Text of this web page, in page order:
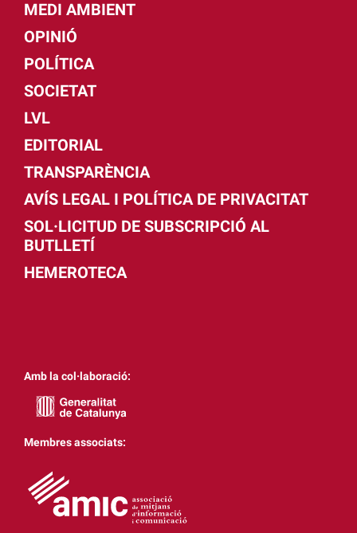
MEDI AMBIENT
OPINIÓ
POLÍTICA
SOCIETAT
LVL
EDITORIAL
TRANSPARÈNCIA
AVÍS LEGAL I POLÍTICA DE PRIVACITAT
SOL·LICITUD DE SUBSCRIPCIÓ AL
BUTLLETÍ
HEMEROTECA
Amb la col·laboració:
Membres associats: